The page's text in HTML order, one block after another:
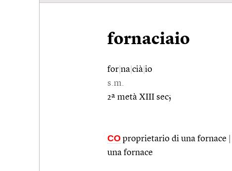
fornaciaio
for na cià io
s.m.
2ª metà XIII sec;
CO proprietario di una fornace
una fornace